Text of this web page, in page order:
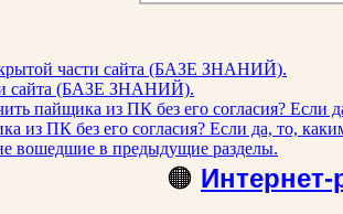
части сайта (БАЗЕ ЗНАНИЙ).
сайта (БАЗЕ ЗНАНИЙ).
пайщика из ПК без его согласия? Если
из ПК без его согласия? Если да, то,
вошедшие в предыдущие разделы.
🟠